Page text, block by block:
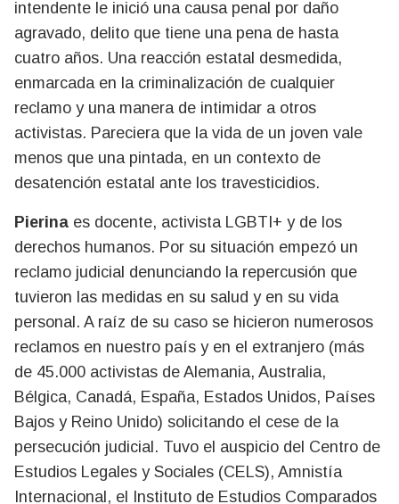
intendente le inició una causa penal por daño
agravado, delito que tiene una pena de hasta
cuatro años. Una reacción estatal desmedida,
enmarcada en la criminalización de cualquier
reclamo y una manera de intimidar a otros
activistas. Pareciera que la vida de un joven vale
menos que una pintada, en un contexto de
desatención estatal ante los travesticidios.
Pierina es docente, activista LGBTI+ y de los
derechos humanos. Por su situación empezó un
reclamo judicial denunciando la repercusión que
tuvieron las medidas en su salud y en su vida
personal. A raíz de su caso se hicieron numerosos
reclamos en nuestro país y en el extranjero (más
de 45.000 activistas de Alemania, Australia,
Bélgica, Canadá, España, Estados Unidos, Países
Bajos y Reino Unido) solicitando el cese de la
persecución judicial. Tuvo el auspicio del Centro de
Estudios Legales y Sociales (CELS), Amnistía
Internacional, el Instituto de Estudios Comparados